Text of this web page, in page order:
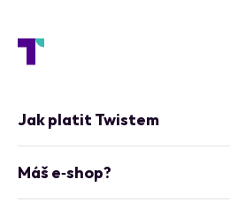
Jak platit Twistem
Máš e‑shop?